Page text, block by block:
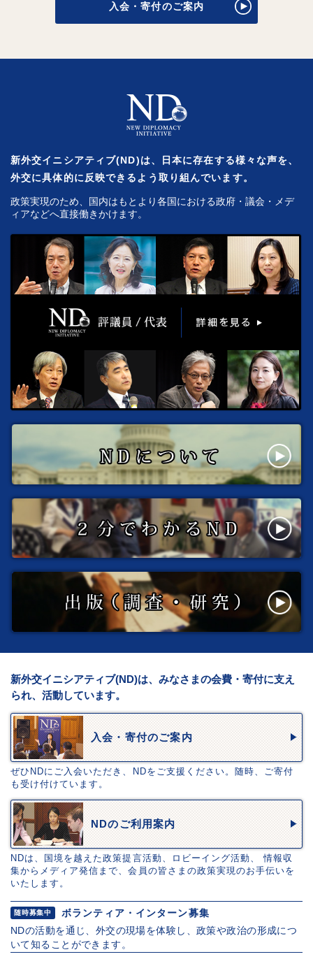
入会・寄付のご案内
新外交イニシアティブ(ND)は、日本に存在する様々な声を、
外交に具体的に反映できるよう取り組んでいます。
政策実現のため、国内はもとより各国における政府・議会・メデ
ィアなどへ直接働きかけます。
新外交イニシアティブ(ND)は、みなさまの会費・寄付に支え
られ、活動しています。
入会・寄付のご案内
ぜひNDにご入会いただき、NDをご支援ください。随時、ご寄付
も受け付けています。
NDのご利用案内
NDは、国境を越えた政策提言活動、ロビーイング活動、 情報収
集からメディア発信まで、会員の皆さまの政策実現のお手伝いを
いたします。
随時募集中
ボランティア・インターン募集
NDの活動を通じ、外交の現場を体験し、政策や政治の形成につ
いて知ることができます。